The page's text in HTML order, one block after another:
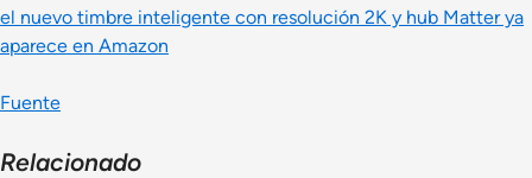
el nuevo timbre inteligente con resolución 2K y hub Matter ya
aparece en Amazon
Fuente
Relacionado